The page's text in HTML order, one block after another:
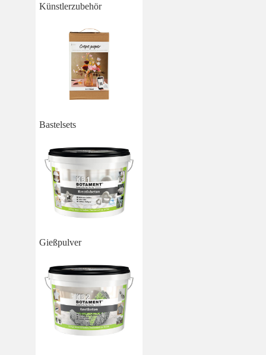
Künstlerzubehör
Bastelsets
Gießpulver